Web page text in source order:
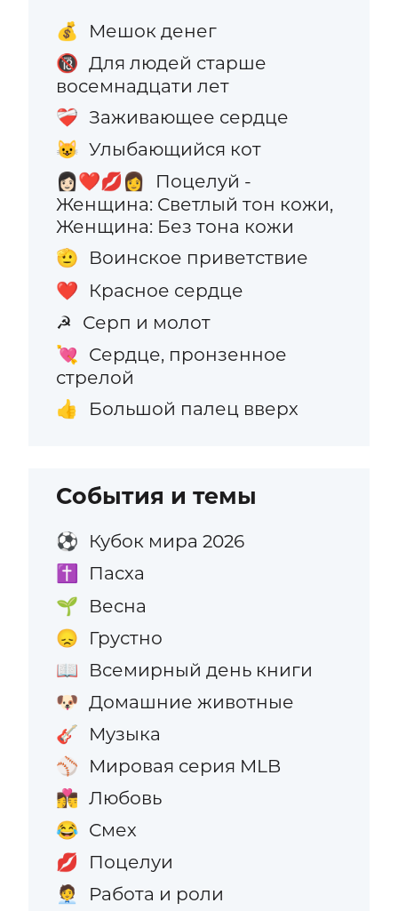
💰 Мешок денег
🔞 Для людей старше
восемнадцати лет
❤️‍🩹 Заживающее сердце
😺 Улыбающийся кот
👩🏻‍❤️‍💋‍👩
Поцелуй -
Женщина: Светлый тон кожи,
Женщина: Без тона кожи
🫡 Воинское приветствие
❤️ Красное сердце
☭ Серп и молот
💘
Сердце, пронзенное
стрелой
👍 Большой палец вверх
События и темы
⚽ Кубок мира 2026
✝️ Пасха
🌱 Весна
😞 Грустно
📖 Всемирный день книги
🐶 Домашние животные
🎸 Музыка
⚾ Мировая серия MLB
👩‍❤️‍💋‍👨 Любовь
😂 Смех
💋 Поцелуи
🧑‍💼 Работа и роли